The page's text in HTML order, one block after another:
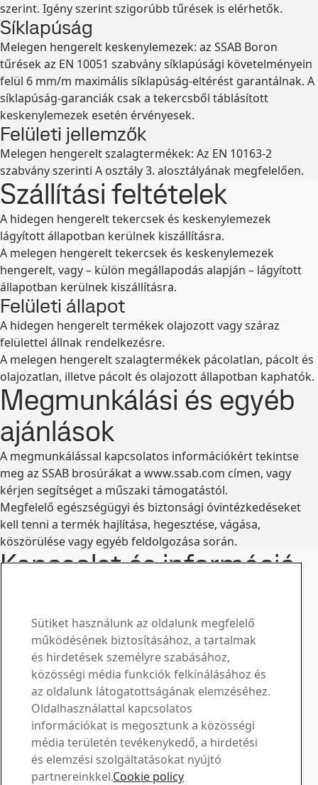
szerint. Igény szerint szigorúbb tűrések is elérhetők.
Síklapúság
Melegen hengerelt keskenylemezek: az SSAB Boron
tűrések az EN 10051 szabvány síklapúsági követelményein
felül 6 mm/m maximális síklapúság-eltérést garantálnak. A
síklapúság-garanciák csak a tekercsből táblásított
keskenylemezek esetén érvényesek.
Felületi jellemzők
Melegen hengerelt szalagtermékek: Az EN 10163-2
szabvány szerinti A osztály 3. alosztályának megfelelően.
Szállítási feltételek
A hidegen hengerelt tekercsek és keskenylemezek
lágyított állapotban kerülnek kiszállításra.
A melegen hengerelt tekercsek és keskenylemezek
hengerelt, vagy – külön megállapodás alapján – lágyított
állapotban kerülnek kiszállításra.
Felületi állapot
A hidegen hengerelt termékek olajozott vagy száraz
felülettel állnak rendelkezésre.
A melegen hengerelt szalagtermékek pácolatlan, pácolt és
olajozatlan, illetve pácolt és olajozott állapotban kaphatók.
Megmunkálási és egyéb
ajánlások
A megmunkálással kapcsolatos információkért tekintse
meg az SSAB brosúrákat a www.ssab.com címen, vagy
kérjen segítséget a műszaki támogatástól.
Megfelelő egészségügyi és biztonsági óvintézkedéseket
kell tenni a termék hajlítása, hegesztése, vágása,
köszörülése vagy egyéb feldolgozása során.
Kapcsolat és információ
Kérdéseivel és kéréseivel
keressen bennünket
Letöltési központ
Keressen és töltsön le SSAB prospektusokat,
tanúsítványokat és egyéb anyagokat.
Letöltések megtekintése
Értékesítés
Lépjen kapcsolatba az értékesítési tanácsadással az
Sütiket használunk az oldalunk megfelelő
működésének biztosításához, a tartalmak
és hirdetések személyre szabásához,
közösségi média funkciók felkínálásához és
az oldalunk látogatottságának elemzéséhez.
Oldalhasználattal kapcsolatos
információkat is megosztunk a közösségi
média területén tevékenykedő, a hirdetési
és elemzési szolgáltatásokat nyújtó
partnereinkkel.Cookie policy